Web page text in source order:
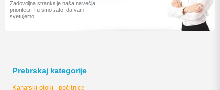
Zadovoljna stranka je naša največja
prioriteta. Tu smo zato, da vam
svetujemo!
Prebrskaj kategorije
Kanarski otoki - počitnice